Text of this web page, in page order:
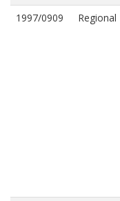
1997/0909 Regional